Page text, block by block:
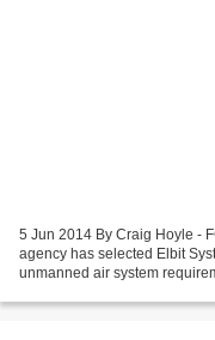
5 Jun 2014 By Craig Hoyle -
agency has selected Elbit
unmanned air system